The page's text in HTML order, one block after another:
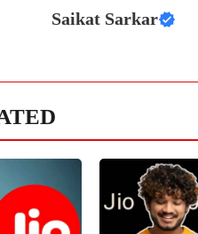
Saikat Sarkar